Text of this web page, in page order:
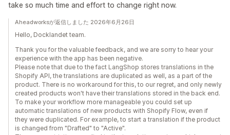
take so much time and effort to change right now.
Aheadworksが返信しました 2026年6月26日
Hello, Docklandet team.
Thank you for the valuable feedback, and we are sorry to hear your
experience with the app has been negative.
Please note that due to the fact LangShop stores translations in the
Shopify API, the translations are duplicated as well, as a part of the
product. There is no workaround for this, to our regret, and only newly
created products won't have their translations stored in the back end.
To make your workflow more manageable you could set up
automatic translations of new products with Shopify Flow, even if
they were duplicated. For example, to start a translation if the product
is changed from "Drafted" to "Active".